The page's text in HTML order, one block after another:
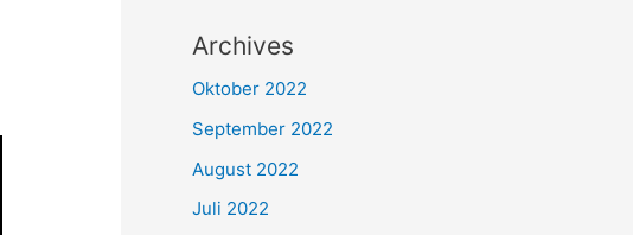
Archives
Oktober 2022
September 2022
August 2022
Juli 2022